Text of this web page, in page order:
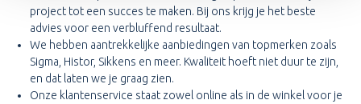
project tot een succes te maken. Bij ons krijg je het beste
advies voor een verbluffend resultaat.
We hebben aantrekkelijke aanbiedingen van topmerken zoals
Sigma, Histor, Sikkens en meer. Kwaliteit hoeft niet duur te zijn,
en dat laten we je graag zien.
Onze klantenservice staat zowel online als in de winkel voor je